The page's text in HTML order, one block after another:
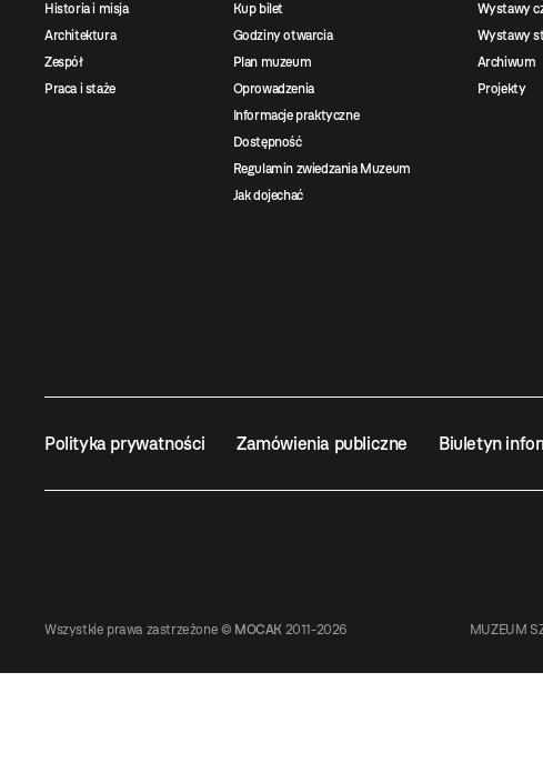
Historia i misja
Architektura
Zespół
Praca i staże
Kup bilet
Godziny otwarcia
Plan muzeum
Oprowadzenia
Informacje praktyczne
Dostępność
Regulamin zwiedzania Muzeum
Jak dojechać
Wystawy
Wystawy
Archiwum
Projekty
Polityka prywatności Zamówienia publiczne Biuletyn
Wszystkie prawa zastrzeżone © MOCAK 2011-2026 MUZEUM